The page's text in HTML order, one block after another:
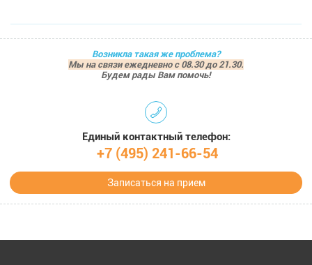
Возникла такая же проблема?
Мы на связи ежедневно с 08.30 до 21.30.
Будем рады Вам помочь!
Единый контактный телефон:
+7 (495) 241-66-54
Записаться на прием